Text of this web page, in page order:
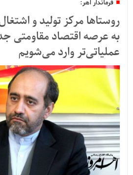
فرماندار اهر:
روستاها مرکز تولید و
به عرصه اقتصاد مقاومتی
عملیاتی‌تر وارد می‌شویم